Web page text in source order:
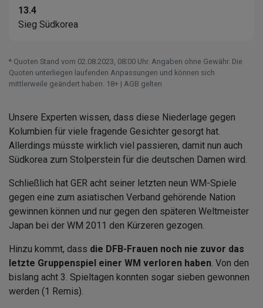
13.4
Sieg Südkorea
* Quoten Stand vom 02.08.2023‚ 08⁚00 Uhr. Angaben ohne Gewähr. Die
Quoten unterliegen laufenden Anpassungen und können sich
mittlerweile geändert haben. 18+ | AGB gelten
Unsere Experten wissen, dass diese Niederlage gegen
Kolumbien für viele fragende Gesichter gesorgt hat.
Allerdings müsste wirklich viel passieren, damit nun auch
Südkorea zum Stolperstein für die deutschen Damen wird.
Schließlich hat GER acht seiner letzten neun WM-Spiele
gegen eine zum asiatischen Verband gehörende Nation
gewinnen können und nur gegen den späteren Weltmeister
Japan bei der WM 2011 den Kürzeren gezogen.
Hinzu kommt, dass die DFB-Frauen noch nie zuvor das
letzte Gruppenspiel einer WM verloren haben . Von den
bislang acht 3. Spieltagen konnten sogar sieben gewonnen
werden (1 Remis).